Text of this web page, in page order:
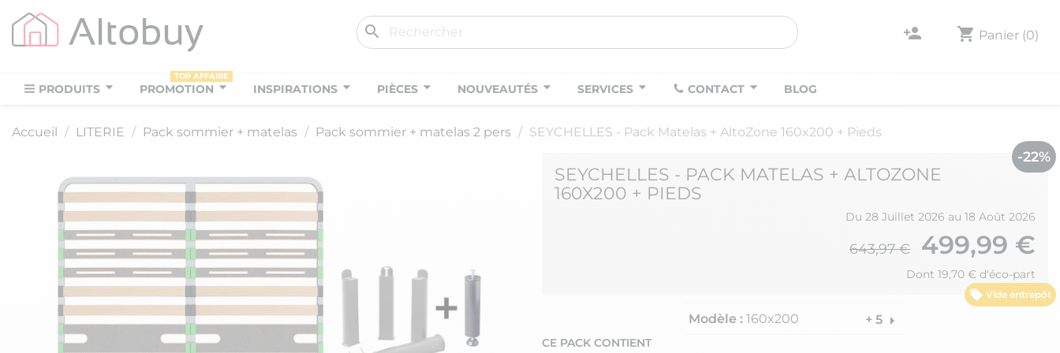
search person_add shopping_cart Panier (0)
PRODUITS PROMOTION
TOP AFFAIRE
INSPIRATIONS PIÈCES NOUVEAUTÉS SERVICES CONTACT BLOG
Accueil LITERIE Pack sommier + matelas Pack sommier + matelas 2 pers SEYCHELLES - Pack Matelas + AltoZone 160x200 + Pieds
Vide entrepôt
-22%
SEYCHELLES - PACK MATELAS + ALTOZONE
160X200 + PIEDS
Du 28 Juillet 2026 au 18 Août 2026
643,97 € 499,99 €
Dont 19,70 € d'éco-part
Modèle : 160x200 + 5 arrow_right
CE PACK CONTIENT